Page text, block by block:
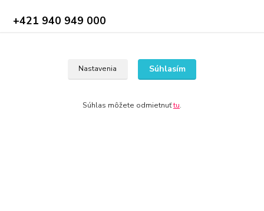
+421 940 949 000
Nastavenia Súhlasím
Súhlas môžete odmietnuťtu.